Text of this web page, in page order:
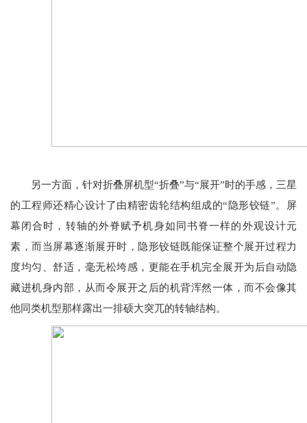
另一方面，针对折叠屏机型“折叠”与“展开”时的手感，三星
的工程师还精心设计了由精密齿轮结构组成的“隐形铰链”。屏
幕闭合时，转轴的外脊赋予机身如同书脊一样的外观设计元
素，而当屏幕逐渐展开时，隐形铰链既能保证整个展开过程力
度均匀、舒适，毫无松垮感，更能在手机完全展开为后自动隐
藏进机身内部，从而令展开之后的机背浑然一体，而不会像其
他同类机型那样露出一排硕大突兀的转轴结构。